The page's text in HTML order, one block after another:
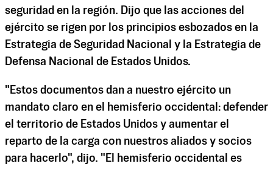
seguridad en la región. Dijo que las acciones del
ejército se rigen por los principios esbozados en la
Estrategia de Seguridad Nacional y la Estrategia de
Defensa Nacional de Estados Unidos.
"Estos documentos dan a nuestro ejército un
mandato claro en el hemisferio occidental: defender
el territorio de Estados Unidos y aumentar el
reparto de la carga con nuestros aliados y socios
para hacerlo", dijo. "El hemisferio occidental es